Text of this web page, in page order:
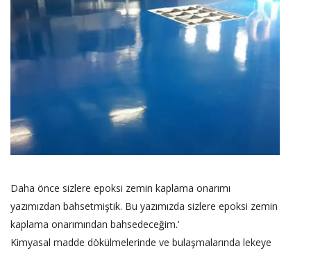
Daha önce sizlere epoksi zemin kaplama onarımı
yazımızdan bahsetmiştik. Bu yazımızda sizlere epoksi zemin
kaplama onarımından bahsedeceğim.’
Kimyasal madde dökülmelerinde ve bulaşmalarında lekeye